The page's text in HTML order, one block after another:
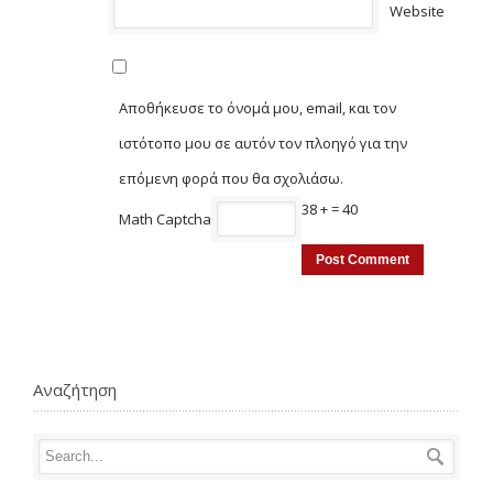
Website
Αποθήκευσε το όνομά μου, email, και τον
ιστότοπο μου σε αυτόν τον πλοηγό για την
επόμενη φορά που θα σχολιάσω.
Math Captcha 38 += 40
Αναζήτηση